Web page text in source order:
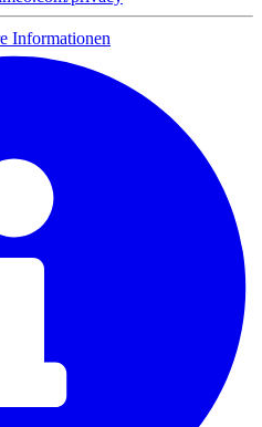
Informationen